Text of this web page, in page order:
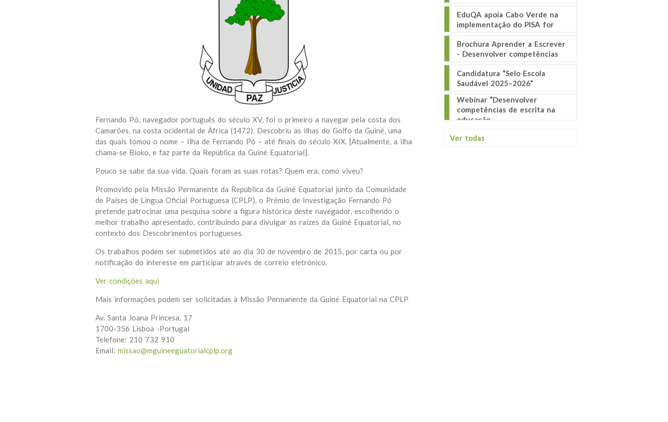
Fernando Pó, navegador português do século XV, foi o primeiro a navegar pela costa dos
Camarões, na costa ocidental de África (1472). Descobriu as ilhas do Golfo da Guiné, uma
das quais tomou o nome – Ilha de Fernando Pó – até finais do século XIX. [Atualmente, a ilha
chama-se Bioko, e faz parte da República da Guiné Equatorial].
Pouco se sabe da sua vida. Quais foram as suas rotas? Quem era, como viveu?
Promovido pela Missão Permanente da República da Guiné Equatorial junto da Comunidade
de Países de Língua Oficial Portuguesa (CPLP), o Prémio de Investigação Fernando Pó
pretende patrocinar uma pesquisa sobre a figura histórica deste navegador, escolhendo o
melhor trabalho apresentado, contribuindo para divulgar as raízes da Guiné Equatorial, no
contexto dos Descobrimentos portugueses.
Os trabalhos podem ser submetidos até ao dia 30 de novembro de 2015, por carta ou por
notificação do interesse em participar através de correio eletrónico.
Ver condições aqui
Mais informações podem ser solicitadas à Missão Permanente da Guiné Equatorial na CPLP
Av. Santa Joana Princesa, 17
1700-356 Lisboa -Portugal
Telefone: 210 732 910
Email: missao@mguineeguatorialcplp.org
EduQA apoia Cabo Verde na
implementação do PISA for
Brochura Aprender a Escrever
- Desenvolver competências
Candidatura “Selo Escola
Saudável 2025–2026”
Webinar “Desenvolver
competências de escrita na
educação
Ver todas